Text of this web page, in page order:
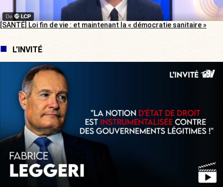
[SANTÉ] Loi fin de vie : et maintenant la « démocratie sanitaire »
L'INVITÉ